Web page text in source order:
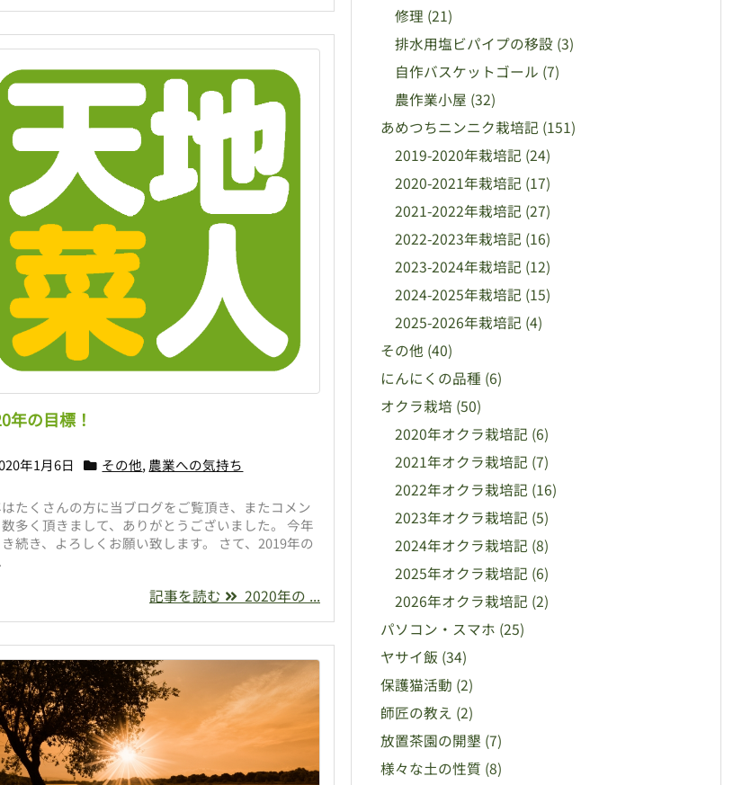
年の目標！
年1月6日 その他, 農業への気持ち
たくさんの方に当ブログをご覧頂き、またコメン
数多く頂きまして、ありがとうございました。 今年
続き、よろしくお願い致します。 さて、2019年の
記事を読む 2020年の ...
修理 (21)
排水用塩ビパイプの移設 (3)
自作バスケットゴール (7)
農作業小屋 (32)
あめつちニンニク栽培記 (151)
2019-2020年栽培記 (24)
2020-2021年栽培記 (17)
2021-2022年栽培記 (27)
2022-2023年栽培記 (16)
2023-2024年栽培記 (12)
2024-2025年栽培記 (15)
2025-2026年栽培記 (4)
その他 (40)
にんにくの品種 (6)
オクラ栽培 (50)
2020年オクラ栽培記 (6)
2021年オクラ栽培記 (7)
2022年オクラ栽培記 (16)
2023年オクラ栽培記 (5)
2024年オクラ栽培記 (8)
2025年オクラ栽培記 (6)
2026年オクラ栽培記 (2)
パソコン・スマホ (25)
ヤサイ飯 (34)
保護猫活動 (2)
師匠の教え (2)
放置茶園の開墾 (7)
様々な土の性質 (8)